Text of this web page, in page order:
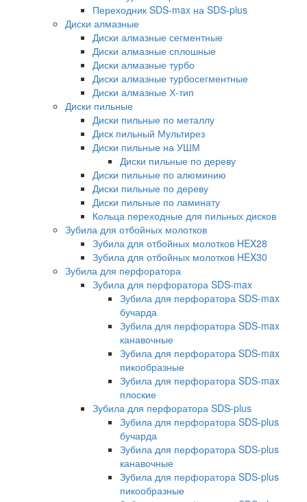
Переходник SDS-max на SDS-plus
Диски алмазные
Диски алмазные сегментные
Диски алмазные сплошные
Диски алмазные турбо
Диски алмазные турбосегментные
Диски алмазные Х-тип
Диски пильные
Диски пильные по металлу
Диск пильный Мультирез
Диски пильные на УШМ
Диски пильные по дереву
Диски пильные по алюминию
Диски пильные по дереву
Диски пильные по ламинату
Кольца переходные для пильных дисков
Зубила для отбойных молотков
Зубила для отбойных молотков HEX28
Зубила для отбойных молотков HEX30
Зубила для перфоратора
Зубила для перфоратора SDS-max
Зубила для перфоратора SDS-max
бучарда
Зубила для перфоратора SDS-max
канавочные
Зубила для перфоратора SDS-max
пикообразные
Зубила для перфоратора SDS-max
плоские
Зубила для перфоратора SDS-plus
Зубила для перфоратора SDS-plus
бучарда
Зубила для перфоратора SDS-plus
канавочные
Зубила для перфоратора SDS-plus
пикообразные